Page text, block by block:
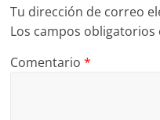
Tu dirección de correo
Los campos
Comentario*